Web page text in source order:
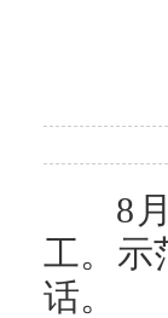
8
工。示
话。